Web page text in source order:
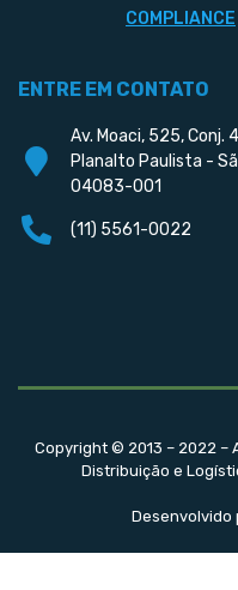
COMPLIANCE
ENTRE EM CONTATO
Av. Moaci, 525, Conj.
Planalto Paulista -
04083-001
(11) 5561-0022
Copyright © 2013 – 2022 –
Distribuição e
Desenvolvido